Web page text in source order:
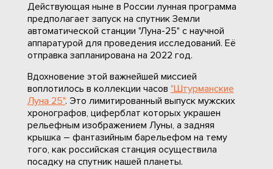
Действующая ныне в России лунная программа
предполагает запуск на спутник Земли
автоматической станции "Луна-25" с научной
аппаратурой для проведения исследований. Её
отправка запланирована на 2022 год.
Вдохновение этой важнейшей миссией
воплотилось в коллекции часов "Штурманские
Луна 25". Это лимитированный выпуск мужских
хронографов, циферблат которых украшен
рельефным изображением Луны, а задняя
крышка – фантазийным барельефом на тему
того, как российская станция осуществила
посадку на спутник нашей планеты.